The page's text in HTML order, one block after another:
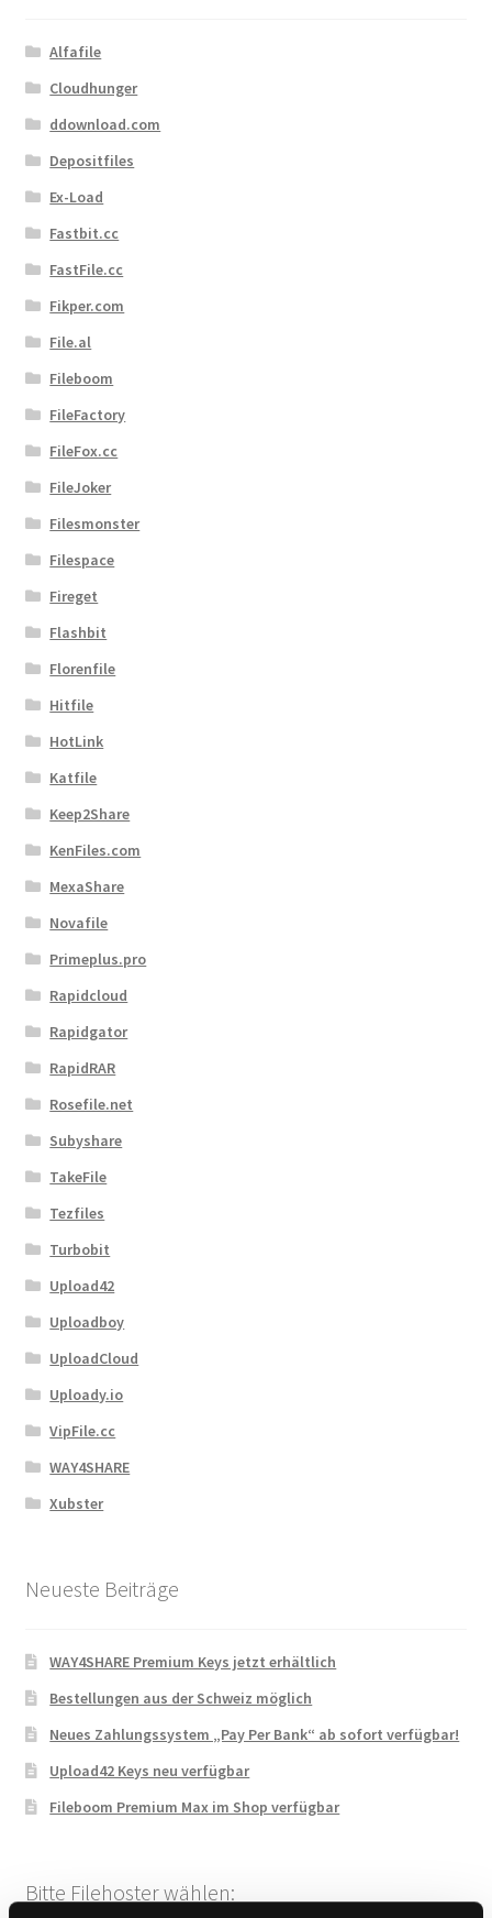
Alfafile
Cloudhunger
ddownload.com
Depositfiles
Ex-Load
Fastbit.cc
FastFile.cc
Fikper.com
File.al
Fileboom
FileFactory
FileFox.cc
FileJoker
Filesmonster
Filespace
Fireget
Flashbit
Florenfile
Hitfile
HotLink
Katfile
Keep2Share
KenFiles.com
MexaShare
Novafile
Primeplus.pro
Rapidcloud
Rapidgator
RapidRAR
Rosefile.net
Subyshare
TakeFile
Tezfiles
Turbobit
Upload42
Uploadboy
UploadCloud
Uploady.io
VipFile.cc
WAY4SHARE
Xubster
Neueste Beiträge
WAY4SHARE Premium Keys jetzt erhältlich
Bestellungen aus der Schweiz möglich
Neues Zahlungssystem „Pay Per Bank“ ab sofort verfügbar!
Upload42 Keys neu verfügbar
Fileboom Premium Max im Shop verfügbar
Bitte Filehoster wählen: